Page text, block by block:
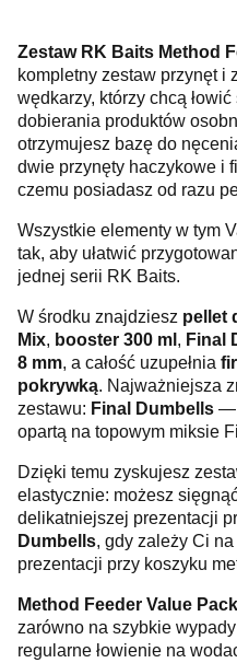
Zestaw RK Baits Method
kompletny zestaw przynęt i
wędkarzy, którzy chcą
dobierania produktów
otrzymujesz bazę do
dwie przynęty haczykowe i
czemu posiadasz od razu
Wszystkie elementy w tym
tak, aby ułatwić
jednej serii RK Baits.
W środku znajdziesz pellet
Mix, booster 300 ml , Final
8 mm, a całość uzupełnia
pokrywką. Najważniejsza
zestawu: Final Dumbells —
opartą na topowym miksie
Dzięki temu zyskujesz
elastycznie: możesz
delikatniejszej prezentacji
Dumbells, gdy zależy Ci
prezentacji przy koszyku
Method Feeder Value Pack
zarówno na szybkie
regularne łowienie na